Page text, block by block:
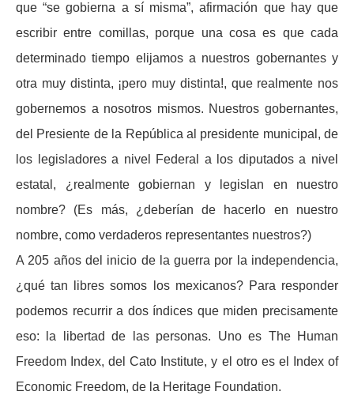
que “se gobierna a sí misma”, afirmación que hay que
escribir entre comillas, porque una cosa es que cada
determinado tiempo elijamos a nuestros gobernantes y
otra muy distinta, ¡pero muy distinta!, que realmente nos
gobernemos a nosotros mismos. Nuestros gobernantes,
del Presiente de la República al presidente municipal, de
los legisladores a nivel Federal a los diputados a nivel
estatal, ¿realmente gobiernan y legislan en nuestro
nombre? (Es más, ¿deberían de hacerlo en nuestro
nombre, como verdaderos representantes nuestros?)
A 205 años del inicio de la guerra por la independencia,
¿qué tan libres somos los mexicanos? Para responder
podemos recurrir a dos índices que miden precisamente
eso: la libertad de las personas. Uno es The Human
Freedom Index, del Cato Institute, y el otro es el
Index of
Economic Freedom, de la Heritage Foundation.